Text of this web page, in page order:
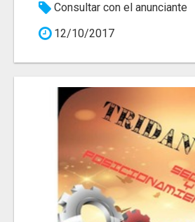
Consultar con el anunciante
12/10/2017